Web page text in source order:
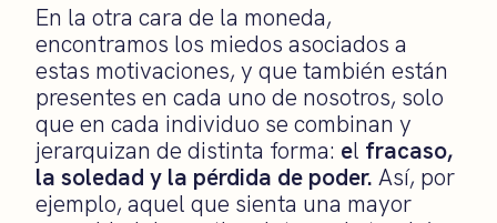
En la otra cara de la moneda,
encontramos los miedos asociados a
estas motivaciones, y que también están
presentes en cada uno de nosotros, solo
que en cada individuo se combinan y
jerarquizan de distinta forma: el fracaso,
la soledad y la pérdida de poder. Así, por
ejemplo, aquel que sienta una mayor